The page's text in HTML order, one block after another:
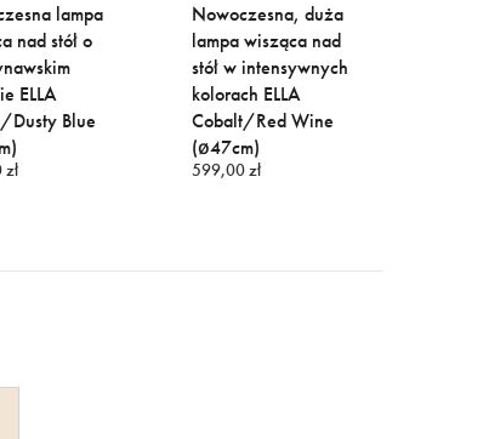
lampa
nad stół o
ELLA
Dusty Blue
Nowoczesna, duża
lampa wisząca nad
stół w intensywnych
kolorach ELLA
Cobalt/Red Wine
(ø47cm)
599,00 zł